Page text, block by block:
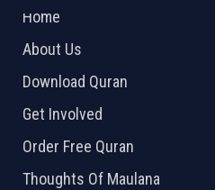
Home
About Us
Download Quran
Get Involved
Order Free Quran
Thoughts Of Maulana